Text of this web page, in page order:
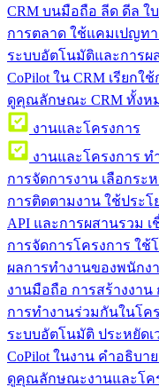
CRM บนมือถือ ลีด ดีล ใ
การตลาด ใช้แคมเปญทา
ระบบอัตโนมัติและการผ
CoPilot ใน CRM เรียกใ
ดูคุณลักษณะ CRM ทั้งห
งานและโครงการ
งานและโครงการ ท
การจัดการงาน เลือกระ
การติดตามงาน ใช้ประโ
API และการผสานรวม
การจัดการโครงการ ใช้
ผลการทำงานของพนักง
งานมือถือ การสร้างงาน
การทำงานร่วมกันในโค
ระบบอัตโนมัติ ประหยัด
CoPilot ในงาน คำอธิบา
ดูคุณลักษณะงานและโค